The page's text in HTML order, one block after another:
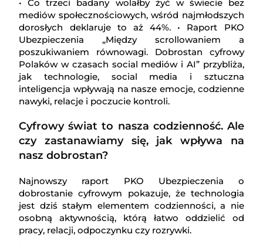
• Co trzeci badany wolałby żyć w świecie bez
mediów społecznościowych, wśród najmłodszych
dorosłych deklaruje to aż 44%. • Raport PKO
Ubezpieczenia „Między scrollowaniem a
poszukiwaniem równowagi. Dobrostan cyfrowy
Polaków w czasach social mediów i AI” przybliża,
jak technologie, social media i sztuczna
inteligencja wpływają na nasze emocje, codzienne
nawyki, relacje i poczucie kontroli.
Cyfrowy świat to nasza codzienność. Ale
czy zastanawiamy się, jak wpływa na
nasz dobrostan?
Najnowszy raport PKO Ubezpieczenia o
dobrostanie cyfrowym pokazuje, że technologia
jest dziś stałym elementem codzienności, a nie
osobną aktywnością, którą łatwo oddzielić od
pracy, relacji, odpoczynku czy rozrywki.